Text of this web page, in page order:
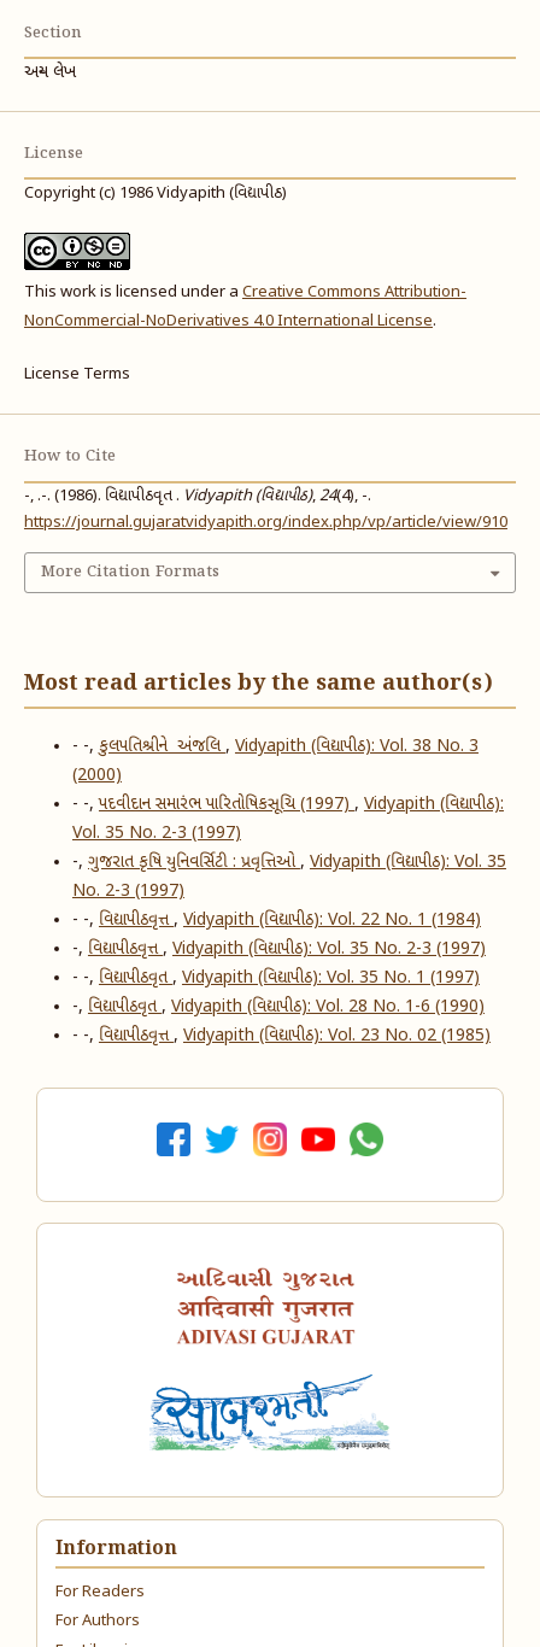
Section
અન્ય લેખ
License
Copyright (c) 1986 Vidyapith (વિદ્યાપીઠ)
This work is licensed under a Creative Commons Attribution-
NonCommercial-NoDerivatives 4.0 International License.
License Terms
How to Cite
-, .-. (1986). વિદ્યાપીઠવૃત . Vidyapith (વિદ્યાપીઠ),24(4), -.
https://journal.gujaratvidyapith.org/index.php/vp/article/view/910
More Citation Formats
Most read articles by the same author(s)
- -,કુલપતિશ્રીને અંજલિ, Vidyapith (વિદ્યાપીઠ): Vol. 38 No. 3
(2000)
- -,પદવીદાન સમારંભ પારિતોષિકસૂચિ (1997), Vidyapith (વિદ્યાપીઠ):
Vol. 35 No. 2-3 (1997)
-, ગુજરાત કૃષિ યુનિવર્સિટી : પ્રવૃત્તિઓ, Vidyapith (વિદ્યાપીઠ): Vol. 35
No. 2-3 (1997)
- -, વિદ્યાપીઠવૃત્ત, Vidyapith (વિદ્યાપીઠ): Vol. 22 No. 1 (1984)
-, વિદ્યાપીઠવૃત્ત, Vidyapith (વિદ્યાપીઠ): Vol. 35 No. 2-3 (1997)
- -, વિદ્યાપીઠવૃત, Vidyapith (વિદ્યાપીઠ): Vol. 35 No. 1 (1997)
-, વિદ્યાપીઠવૃત, Vidyapith (વિદ્યાપીઠ): Vol. 28 No. 1-6 (1990)
- -, વિદ્યાપીઠવૃત્ત, Vidyapith (વિદ્યાપીઠ): Vol. 23 No. 02 (1985)
Information
For Readers
For Authors